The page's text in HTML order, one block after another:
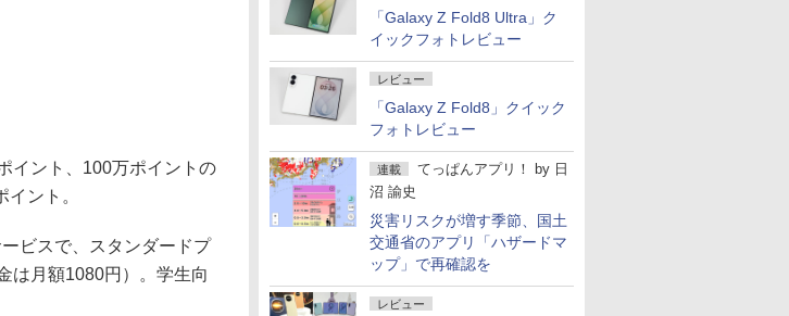
「Galaxy Z Fold8 Ultra」ク
イックフォトレビュー
レビュー
「Galaxy Z Fold8」クイック
フォトレビュー
連載 てっぱんアプリ！ by 日
沼 諭史
災害リスクが増す季節、国土
交通省のアプリ「ハザードマ
ップ」で再確認を
レビュー
イント、100万ポイントの
ント。
ビスで、スタンダードプ
は月額1080円）。学生向